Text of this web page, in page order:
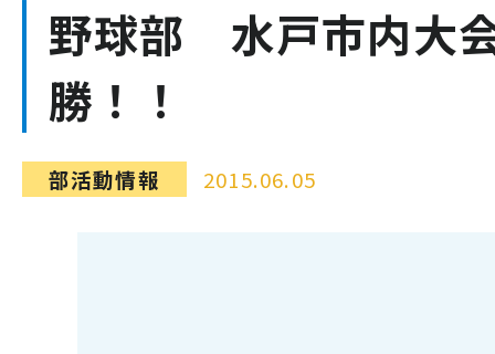
野球部 水戸市内大
勝！！
部活動情報 2015.06.05